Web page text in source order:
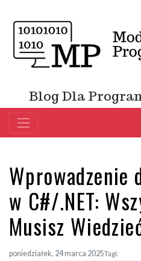
Blog Dla
Wprowadzenie
w C#/.NET:
Musisz
poniedziałek, 24 marca 2025Tagi: